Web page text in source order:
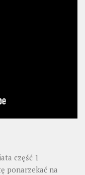
część 1
ponarzekać na